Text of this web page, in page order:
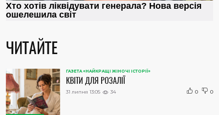
ЧИТАЙТЕ
ГАЗЕТА «НАЙКРАЩІ ЖІНОЧІ ІСТОРІЇ»
КВІТИ ДЛЯ РОЗАЛІЇ
31 липня 13:05 34 0 0